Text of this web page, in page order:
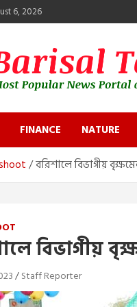
6, 2026
Today
FINANCE NATURE
বরিশালে বিভাগীয়
বিভাগীয়
Staff Reporter